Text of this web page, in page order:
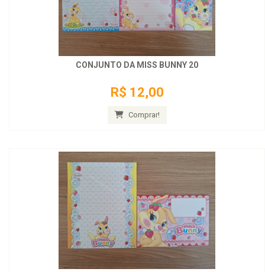
CONJUNTO DA MISS BUNNY 20
R$ 12,00
Comprar!